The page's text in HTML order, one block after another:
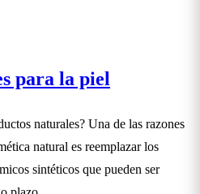
para la piel
naturales? Una de las razones
natural es reemplazar los
sintéticos que pueden ser